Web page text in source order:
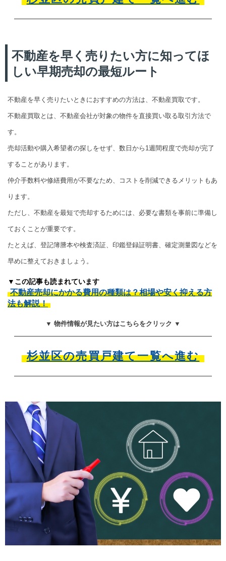
不動産を早く売りたい方に知ってほ
しい早期売却の最短ルート
不動産を早く売りたいときにおすすめの方法は、不動産買取です。
不動産買取とは、不動産会社が対象の物件を直接買い取る取引方法で
す。
売却活動や購入希望者の探しをせず、数日から1週間程度で売却が完了
することがあります。
仲介手数料や修繕費用が不要なため、コストを削減できるメリットもあ
ります。
ただし、不動産を最短で売却するためには、必要な書類を事前に準備し
ておくことが重要です。
たとえば、登記簿謄本や検査済証、印鑑登録証明書、確定測量図などを
早めに整えておきましょう。
▼この記事も読まれています
不動産売却にかかる費用の種類は？相場や安く抑える方
法も解説！
▼ 物件情報が見たい方はこちらをクリック ▼
杉並区の売買戸建て一覧へ進む